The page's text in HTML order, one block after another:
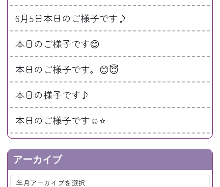
6月5日本日のご様子です♪
本日のご様子です😊
本日のご様子です。😊😇
本日の様子です♪
本日のご様子です☺️⭐️
アーカイブ